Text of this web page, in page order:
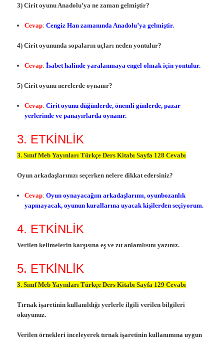
3) Cirit oyunu Anadolu’ya ne zaman gelmiştir?
Cevap:Cengiz Han zamanında Anadolu’ya gelmiştir.
4) Cirit oyununda sopaların uçları neden yontulur?
Cevap:İsabet halinde yaralanmaya engel olmak için yontulur.
5) Cirit oyunu nerelerde oynanır?
Cevap:Cirit oyunu düğünlerde, önemli günlerde, pazar
yerlerinde ve panayırlarda oynanır.
3. ETKİNLİK
3. Sınıf Meb Yayınları Türkçe Ders Kitabı Sayfa 128 Cevabı
Oyun arkadaşlarınızı seçerken nelere dikkat edersiniz?
Cevap:Oyun oynayacağım arkadaşlarımı, oyunbozanlık
yapmayacak, oyunun kurallarına uyacak kişilerden seçiyorum.
4. ETKİNLİK
Verilen kelimelerin karşısına eş ve zıt anlamlısını yazınız.
5. ETKİNLİK
3. Sınıf Meb Yayınları Türkçe Ders Kitabı Sayfa 129 Cevabı
Tırnak işaretinin kullanıldığı yerlerle ilgili verilen bilgileri
okuyunuz.
Verilen örnekleri inceleyerek tırnak işaretinin kullanımına uygun